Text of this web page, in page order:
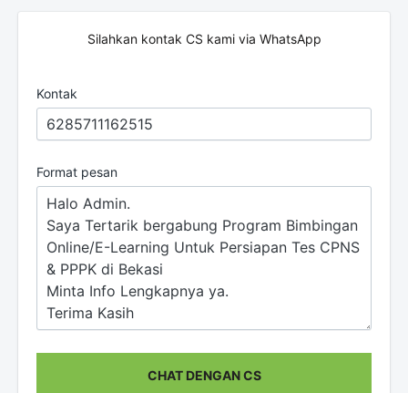
Silahkan kontak CS kami via WhatsApp
Kontak
Format pesan
CHAT DENGAN CS